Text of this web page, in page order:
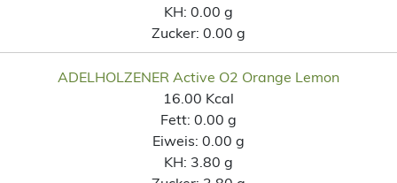
KH: 0.00 g
Zucker: 0.00 g
ADELHOLZENER Active O2 Orange Lemon
16.00 Kcal
Fett: 0.00 g
Eiweis: 0.00 g
KH: 3.80 g